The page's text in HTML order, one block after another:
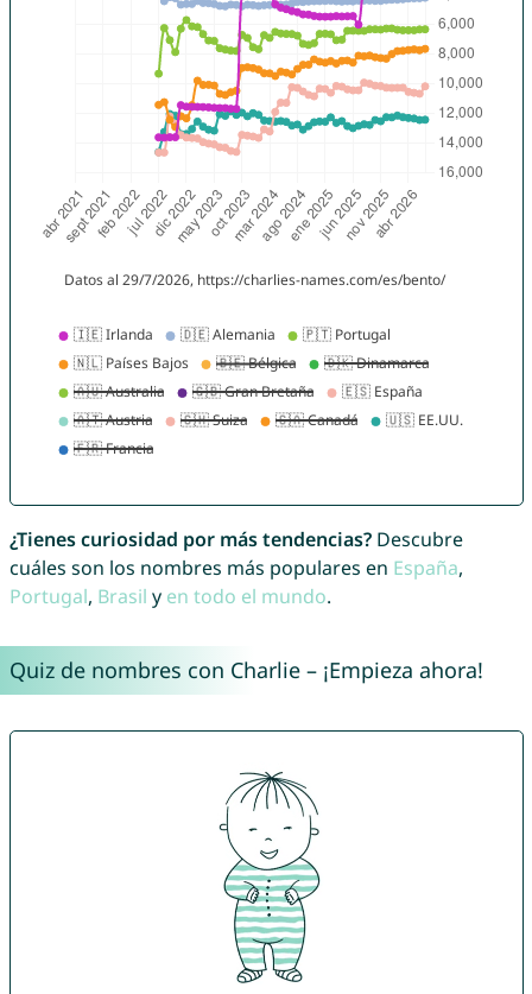
¿Tienes curiosidad por más tendencias?Descubre
cuáles son los nombres más populares en España,
Portugal, Brasil y en todo el mundo.
Quiz de nombres con Charlie – ¡Empieza ahora!